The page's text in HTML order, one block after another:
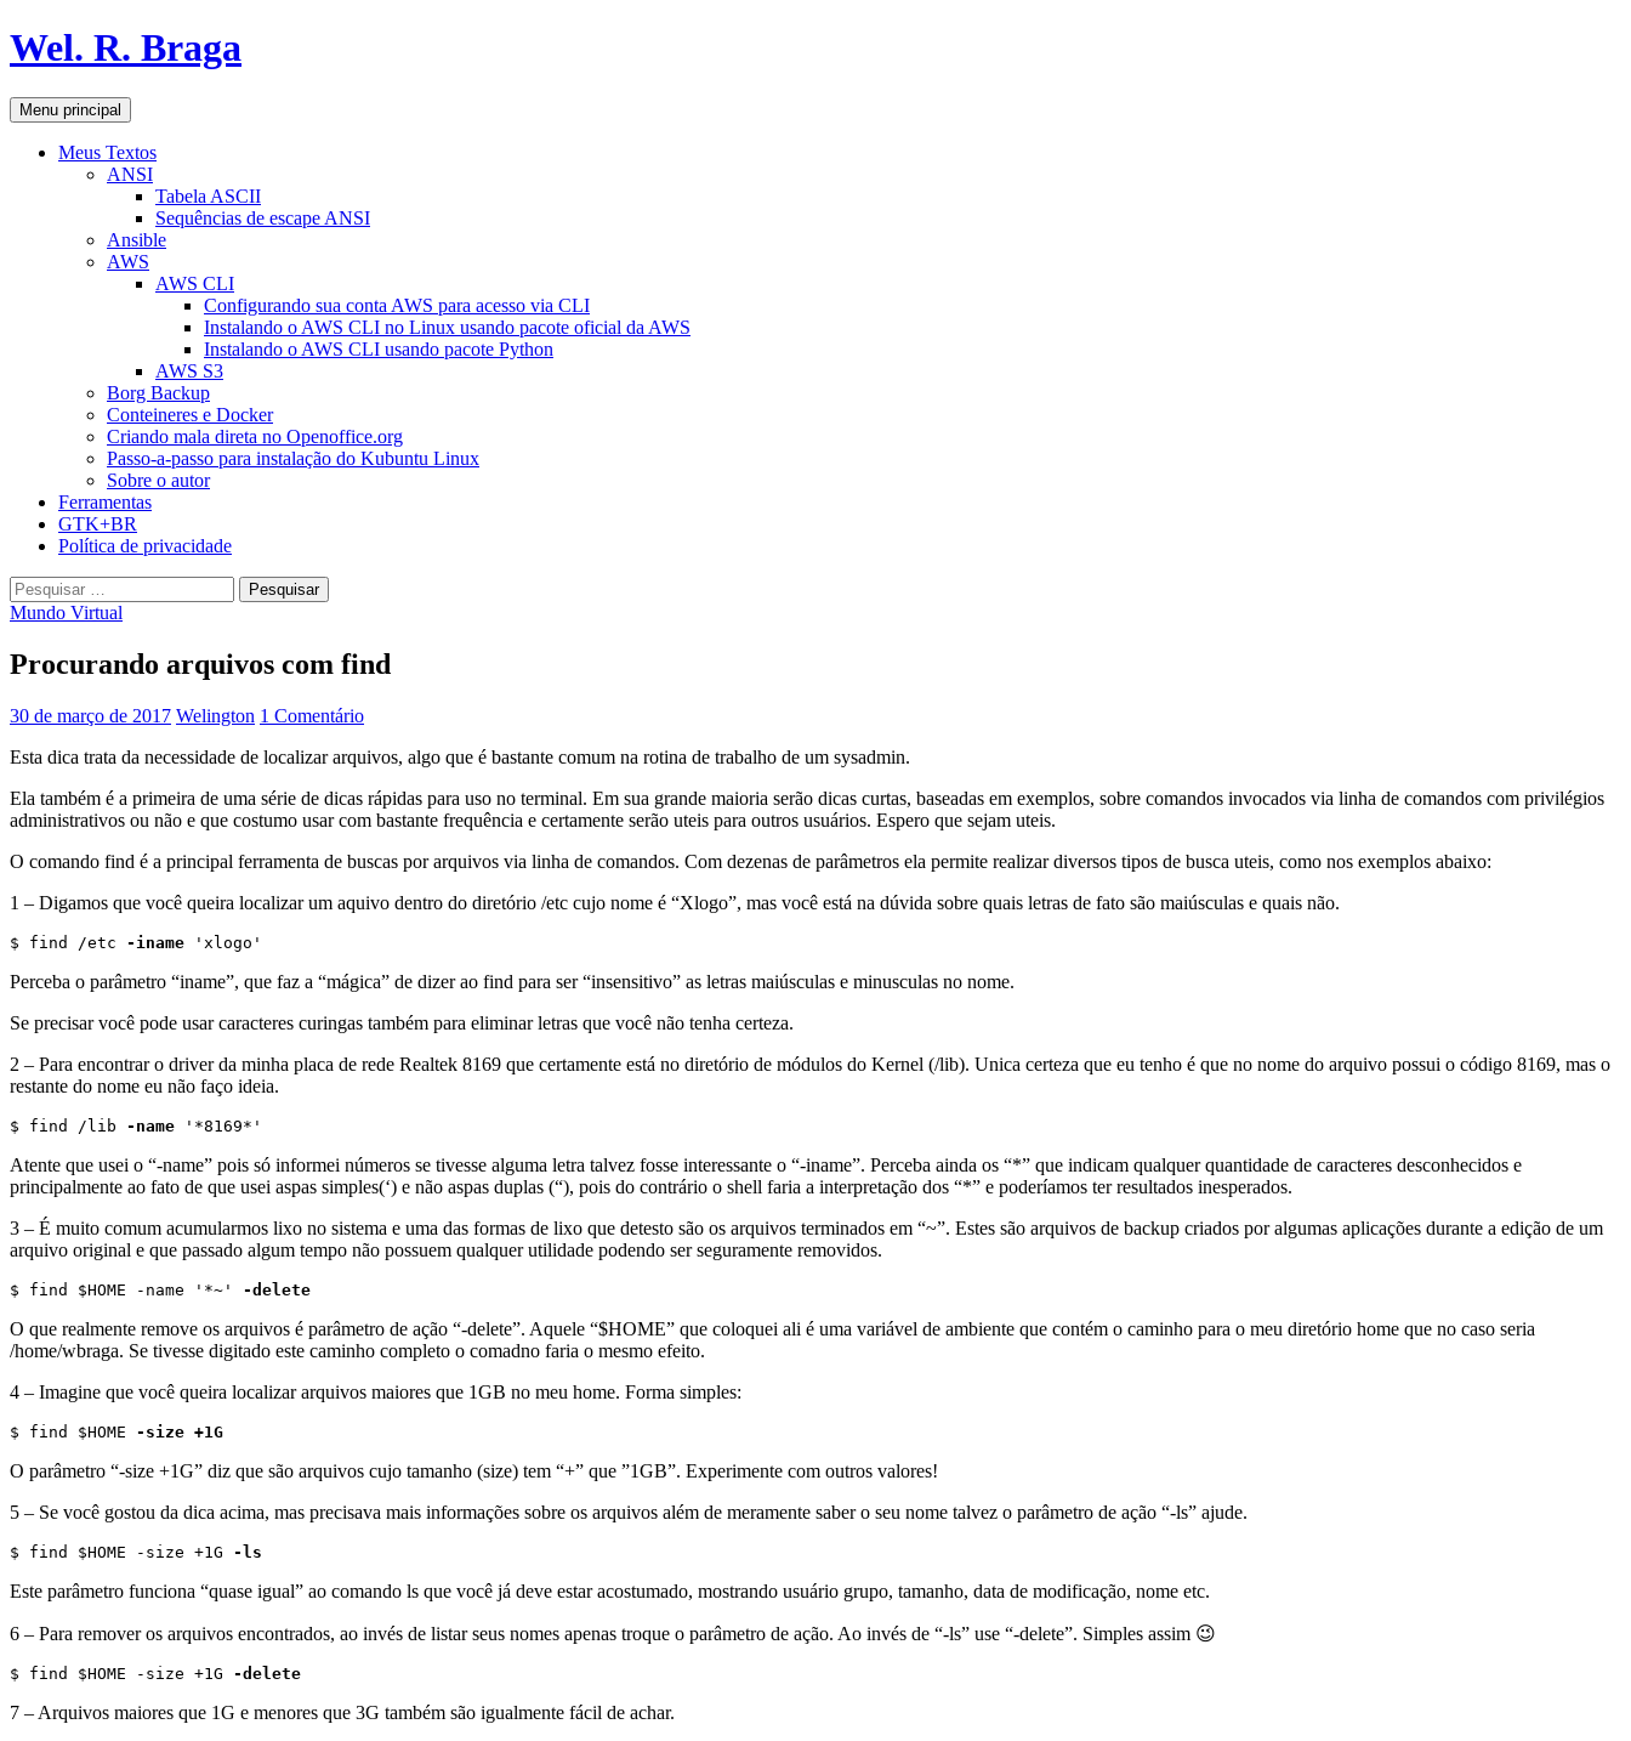
Pular
para
conteúdo
Wel. R. Braga
Pesquisar
Menu principal
Meus Textos
ANSI
Tabela ASCII
Sequências de escape ANSI
Ansible
AWS
AWS CLI
Configurando sua conta AWS para acesso via CLI
Instalando o AWS CLI no Linux usando pacote oficial da AWS
Instalando o AWS CLI usando pacote Python
AWS S3
Borg Backup
Conteineres e Docker
Criando mala direta no Openoffice.org
Passo-a-passo para instalação do Kubuntu Linux
Sobre o autor
Ferramentas
GTK+BR
Política de privacidade
Pesquisar
por:
Mundo Virtual
Procurando arquivos com find
30 de março de 2017 Welington 1 Comentário
Esta dica trata da necessidade de localizar arquivos, algo que é bastante comum na rotina de trabalho de um sysadmin.
Ela também é a primeira de uma série de dicas rápidas para uso no terminal. Em sua grande maioria serão dicas curtas, baseadas em exemplos, sobre comandos invocados via linha de comandos com privilégios
administrativos ou não e que costumo usar com bastante frequência e certamente serão uteis para outros usuários. Espero que sejam uteis.
O comando find é a principal ferramenta de buscas por arquivos via linha de comandos. Com dezenas de parâmetros ela permite realizar diversos tipos de busca uteis, como nos exemplos abaixo:
1 – Digamos que você queira localizar um aquivo dentro do diretório /etc cujo nome é “Xlogo”, mas você está na dúvida sobre quais letras de fato são maiúsculas e quais não.
$ find /etc -iname 'xlogo'
Perceba o parâmetro “iname”, que faz a “mágica” de dizer ao find para ser “insensitivo” as letras maiúsculas e minusculas no nome.
Se precisar você pode usar caracteres curingas também para eliminar letras que você não tenha certeza.
2 – Para encontrar o driver da minha placa de rede Realtek 8169 que certamente está no diretório de módulos do Kernel (/lib). Unica certeza que eu tenho é que no nome do arquivo possui o código 8169, mas o
restante do nome eu não faço ideia.
$ find /lib -name '*8169*'
Atente que usei o “-name” pois só informei números se tivesse alguma letra talvez fosse interessante o “-iname”. Perceba ainda os “*” que indicam qualquer quantidade de caracteres desconhecidos e
principalmente ao fato de que usei aspas simples(‘) e não aspas duplas (“), pois do contrário o shell faria a interpretação dos “*” e poderíamos ter resultados inesperados.
3 – É muito comum acumularmos lixo no sistema e uma das formas de lixo que detesto são os arquivos terminados em “~”. Estes são arquivos de backup criados por algumas aplicações durante a edição de um
arquivo original e que passado algum tempo não possuem qualquer utilidade podendo ser seguramente removidos.
$ find $HOME -name '*~' -delete
O que realmente remove os arquivos é parâmetro de ação “-delete”. Aquele “$HOME” que coloquei ali é uma variável de ambiente que contém o caminho para o meu diretório home que no caso seria
/home/wbraga. Se tivesse digitado este caminho completo o comadno faria o mesmo efeito.
4 – Imagine que você queira localizar arquivos maiores que 1GB no meu home. Forma simples:
$ find $HOME -size +1G
O parâmetro “-size +1G” diz que são arquivos cujo tamanho (size) tem “+” que ”1GB”. Experimente com outros valores!
5 – Se você gostou da dica acima, mas precisava mais informações sobre os arquivos além de meramente saber o seu nome talvez o parâmetro de ação “-ls” ajude.
$ find $HOME -size +1G -ls
Este parâmetro funciona “quase igual” ao comando ls que você já deve estar acostumado, mostrando usuário grupo, tamanho, data de modificação, nome etc.
6 – Para remover os arquivos encontrados, ao invés de listar seus nomes apenas troque o parâmetro de ação. Ao invés de “-ls” use “-delete”. Simples assim 😉
$ find $HOME -size +1G -delete
7 – Arquivos maiores que 1G e menores que 3G também são igualmente fácil de achar.